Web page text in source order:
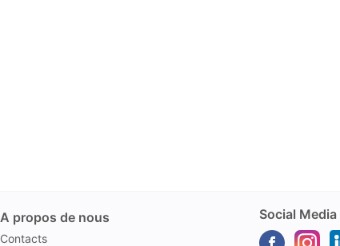
A propos de nous
Contacts
Social Media